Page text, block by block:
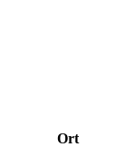
Ort